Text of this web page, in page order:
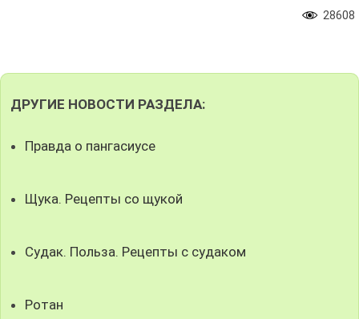
28608
ДРУГИЕ НОВОСТИ РАЗДЕЛА:
Правда о пангасиусе
Щука. Рецепты со щукой
Судак. Польза. Рецепты с судаком
Ротан